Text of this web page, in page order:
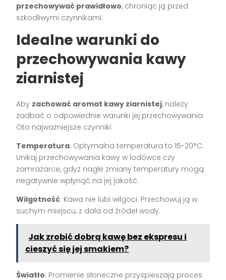
przechowywać prawidłowo, chroniąc ją przed
szkodliwymi czynnikami.
Idealne warunki do
przechowywania kawy
ziarnistej
Aby zachować aromat kawy ziarnistej, należy
zadbać o odpowiednie warunki jej przechowywania.
Oto najważniejsze czynniki:
Temperatura: Optymalna temperatura to 15-20°C.
Unikaj przechowywania kawy w lodówce czy
zamrażarce, gdyż nagłe zmiany temperatury mogą
negatywnie wpłynąć na jej jakość.
Wilgotność: Kawa nie lubi wilgoci. Przechowuj ją w
suchym miejscu, z dala od źródeł wody.
Jak zrobić dobrą kawę bez ekspresu i
cieszyć się jej smakiem?
Światło: Promienie słoneczne przyspieszają proces